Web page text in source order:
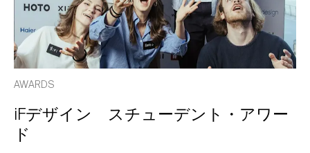
AWARDS
iFデザイン スチューデント・アワー
ド